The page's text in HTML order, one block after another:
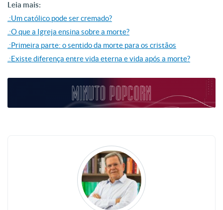
Leia mais:
.:Um católico pode ser cremado?
.:O que a Igreja ensina sobre a morte?
.:Primeira parte: o sentido da morte para os cristãos
.:Existe diferença entre vida eterna e vida após a morte?